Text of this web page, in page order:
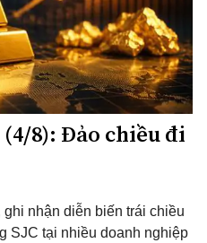
8): Đảo chiều đi
ghi nhận diễn biến trái chiều
SJC tại nhiều doanh nghiệp